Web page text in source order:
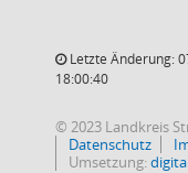
Letzte Änderung:
18:00:40
© 2023 Landkreis
Datenschutz
Umsetzung: